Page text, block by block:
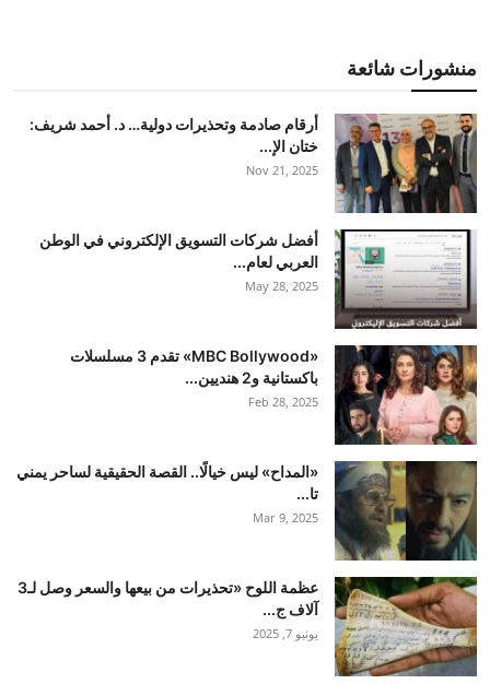
منشورات شائعة
أرقام صادمة وتحذيرات دولية… د. أحمد شريف:
ختان الإ...
Nov 21, 2025
أفضل شركات التسويق الإلكتروني في الوطن
العربي لعام...
May 28, 2025
«MBC Bollywood» تقدم 3 مسلسلات
باكستانية و2 هنديين...
Feb 28, 2025
«المداح» ليس خيالًا.. القصة الحقيقية لساحر يمني
تا...
Mar 9, 2025
عظمة اللوح «تحذيرات من بيعها والسعر وصل لـ3
آلاف ج...
يونيو 7, 2025